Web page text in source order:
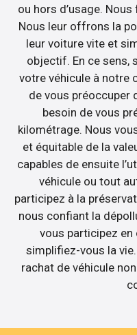
ou hors d’usage.
Nous leur offrons la
leur voiture vite et
objectif. En ce sens,
votre véhicule à notre
de vous préoccuper
besoin de vous
kilométrage. Nous
et équitable de la
capables de ensuite
véhicule ou tout
participez à la
nous confiant la
vous participez
simplifiez-vous la
rachat de véhicule